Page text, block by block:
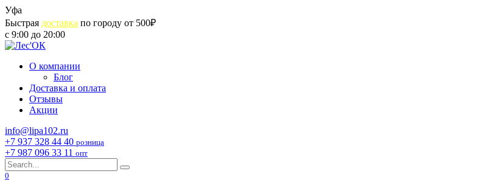
Skip
to
content
Уфа
Быстрая доставка по городу от 500₽
с 9:00 до 20:00
О компании
Блог
Доставка и оплата
Отзывы
Акции
info@lipa102.ru
+7 937 328 44 40 розница
+7 987 096 33 11 опт
Search
for:
0